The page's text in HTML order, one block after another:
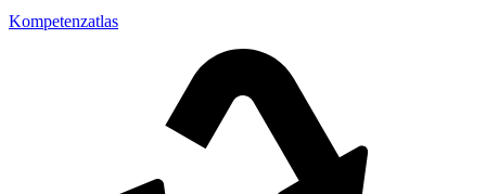
Kompetenzatlas